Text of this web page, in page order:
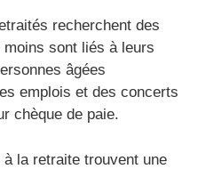
recherchent des
sont liés à leurs
âgées
emplois et des concerts
chèque de paie.
la retraite trouvent une